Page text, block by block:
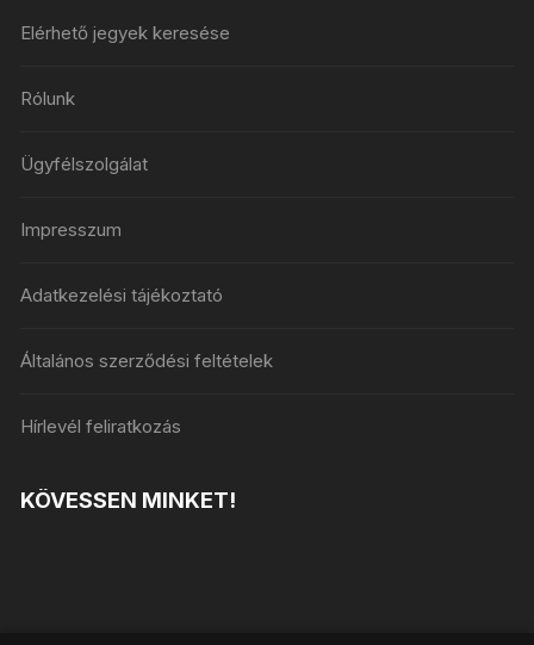
Elérhető jegyek keresése
Rólunk
Ügyfélszolgálat
Impresszum
Adatkezelési tájékoztató
Általános szerződési feltételek
Hírlevél feliratkozás
KÖVESSEN MINKET!